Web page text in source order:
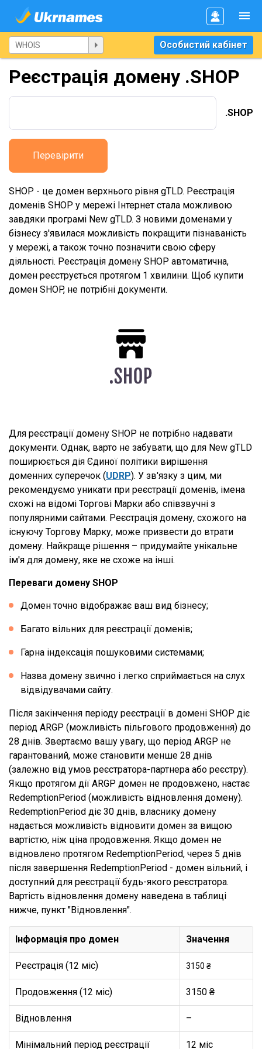
Особистий кабінет
Реєстрація домену .SHOP
.SHOP
Перевірити
SHOP - це домен верхнього рівня gTLD. Реєстрація
доменів SHOP у мережі Інтернет стала можливою
завдяки програмі New gTLD. З новими доменами у
бізнесу з'явилася можливість покращити пізнаваність
у мережі, а також точно позначити свою сферу
діяльності. Реєстрація домену SHOP автоматична,
домен реєструється протягом 1 хвилини. Щоб купити
домен SHOP, не потрібні документи.
Для реєстрації домену SHOP не потрібно надавати
документи. Однак, варто не забувати, що для New gTLD
поширюється дія Єдиної політики вирішення
доменних суперечок (UDRP). У зв'язку з цим, ми
рекомендуємо уникати при реєстрації доменів, імена
схожі на відомі Торгові Марки або співзвучні з
популярними сайтами. Реєстрація домену, схожого на
існуючу Торгову Марку, може призвести до втрати
домену. Найкраще рішення – придумайте унікальне
ім'я для домену, яке не схоже на інші.
Переваги домену SHOP
Домен точно відображає ваш вид бізнесу;
Багато вільних для реєстрації доменів;
Гарна індексація пошуковими системами;
Назва домену звично і легко сприймається на слух
відвідувачами сайту.
Після закінчення періоду реєстрації в домені SHOP діє
період ARGP (можливість пільгового продовження) до
28 днів. Звертаємо вашу увагу, що період ARGP не
гарантований, може становити менше 28 днів
(залежно від умов реєстратора-партнера або реєстру).
Якщо протягом дії ARGP домен не продовжено, настає
RedemptionPeriod (можливість відновлення домену).
RedemptionPeriod діє 30 днів, власнику домену
надається можливість відновити домен за вищою
вартістю, ніж ціна продовження. Якщо домен не
відновлено протягом RedemptionPeriod, через 5 днів
після завершення RedemptionPeriod - домен вільний, і
доступний для реєстрації будь-якого реєстратора.
Вартість відновлення домену наведена в таблиці
нижче, пункт "Відновлення".
Інформація про домен Значення
Реєстрація (12 міс) 3150 ₴
Продовження (12 міс) 3150 ₴
Відновлення –
Мінімальний період реєстрації 12 міс